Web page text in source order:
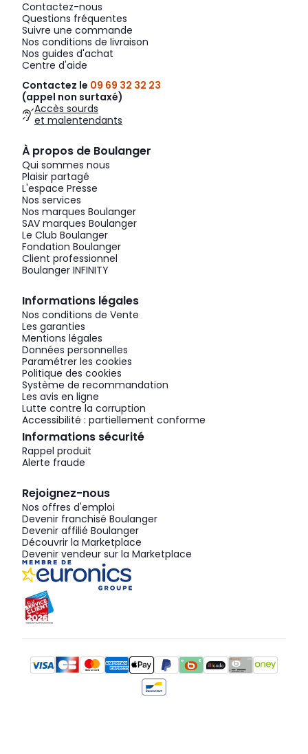
Contactez-nous
Questions fréquentes
Suivre une commande
Nos conditions de livraison
Nos guides d'achat
Centre d'aide
Contactez le 09 69 32 32 23
(appel non surtaxé)
Accès sourds
et malentendants
À propos de Boulanger
Qui sommes nous
Plaisir partagé
L'espace Presse
Nos services
Nos marques Boulanger
SAV marques Boulanger
Le Club Boulanger
Fondation Boulanger
Client professionnel
Boulanger INFINITY
Informations légales
Nos conditions de Vente
Les garanties
Mentions légales
Données personnelles
Paramétrer les cookies
Politique des cookies
Système de recommandation
Les avis en ligne
Lutte contre la corruption
Accessibilité : partiellement conforme
Informations sécurité
Rappel produit
Alerte fraude
Rejoignez-nous
Nos offres d'emploi
Devenir franchisé Boulanger
Devenir affilié Boulanger
Découvrir la Marketplace
Devenir vendeur sur la Marketplace